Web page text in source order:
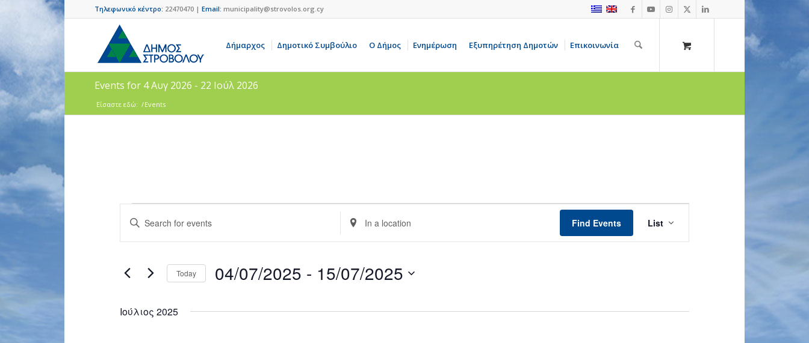
Τηλεφωνικό κέντρο: 22470470 | Email: municipality@strovolos.org.cy
Δήμαρχος Δημοτικό Συμβούλιο Ο Δήμος Ενημέρωση Εξυπηρέτηση Δημοτών Επικοινωνία
Events for 4 Αυγ 2026 - 22 Ιούλ 2026
Είσαστε εδώ: /Events
Events
Search
and
Views
Navigation
Enter
Keyword.
Search
Events
Enter
Location.
Search
Events
by
Find Events
Views
List
Today 04/07/2025 - 15/07/2025
Ιούλιος 2025